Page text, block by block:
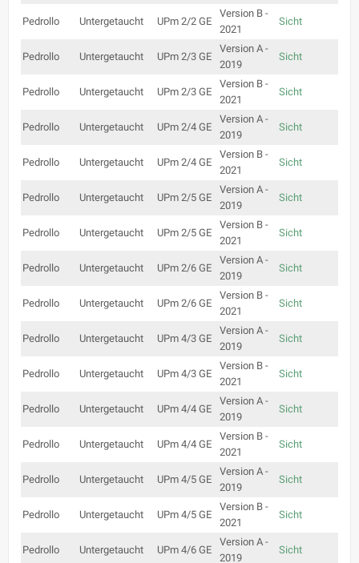
Pedrollo Untergetaucht UPm 2/2 GE
Version B -
2021
Sicht
Pedrollo Untergetaucht UPm 2/3 GE
Version A -
2019
Sicht
Pedrollo Untergetaucht UPm 2/3 GE
Version B -
2021
Sicht
Pedrollo Untergetaucht UPm 2/4 GE
Version A -
2019
Sicht
Pedrollo Untergetaucht UPm 2/4 GE
Version B -
2021
Sicht
Pedrollo Untergetaucht UPm 2/5 GE
Version A -
2019
Sicht
Pedrollo Untergetaucht UPm 2/5 GE
Version B -
2021
Sicht
Pedrollo Untergetaucht UPm 2/6 GE
Version A -
2019
Sicht
Pedrollo Untergetaucht UPm 2/6 GE
Version B -
2021
Sicht
Pedrollo Untergetaucht UPm 4/3 GE
Version A -
2019
Sicht
Pedrollo Untergetaucht UPm 4/3 GE
Version B -
2021
Sicht
Pedrollo Untergetaucht UPm 4/4 GE
Version A -
2019
Sicht
Pedrollo Untergetaucht UPm 4/4 GE
Version B -
2021
Sicht
Pedrollo Untergetaucht UPm 4/5 GE
Version A -
2019
Sicht
Pedrollo Untergetaucht UPm 4/5 GE
Version B -
2021
Sicht
Pedrollo Untergetaucht UPm 4/6 GE
Version A -
2019
Sicht